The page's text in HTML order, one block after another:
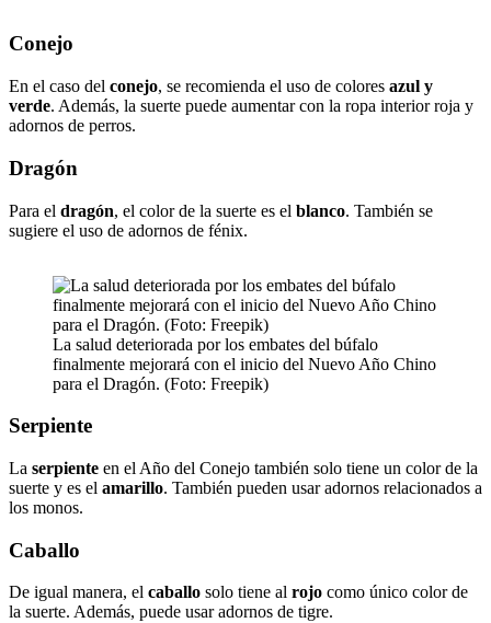
Conejo
En el caso del conejo, se recomienda el uso de colores azul y
verde. Además, la suerte puede aumentar con la ropa interior roja y
adornos de perros.
Dragón
Para el dragón, el color de la suerte es el blanco. También se
sugiere el uso de adornos de fénix.
La salud deteriorada por los embates del búfalo
finalmente mejorará con el inicio del Nuevo Año Chino
para el Dragón. (Foto: Freepik)
Serpiente
La serpiente en el Año del Conejo también solo tiene un color de la
suerte y es el amarillo. También pueden usar adornos relacionados a
los monos.
Caballo
De igual manera, el caballo solo tiene al rojo como único color de
la suerte. Además, puede usar adornos de tigre.